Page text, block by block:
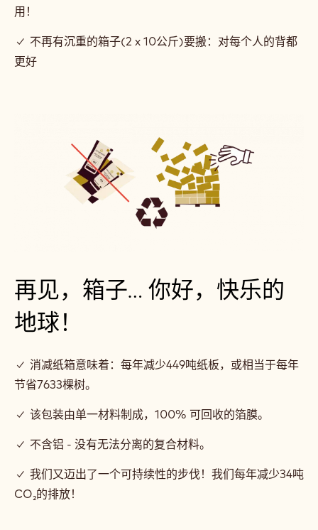
用！
✓ 不再有沉重的箱子(2 x 10公斤)要搬：对每个人的背都
更好
再见，箱子... 你好，快乐的
地球！
✓ 消减纸箱意味着：每年减少449吨纸板，或相当于每年
节省7633棵树。
✓ 该包装由单一材料制成，100% 可回收的箔膜。
✓ 不含铝 - 没有无法分离的复合材料。
✓ 我们又迈出了一个可持续性的步伐！我们每年减少34吨
CO₂的排放！